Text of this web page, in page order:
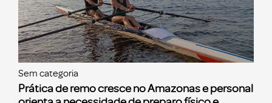
Sem categoria
Prática de remo cresce no Amazonas e personal